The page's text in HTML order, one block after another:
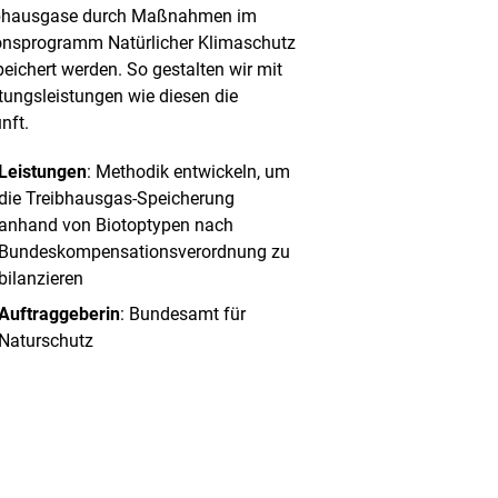
durch Maßnahmen im
Natürlicher Klimaschutz
werden. So gestalten wir mit
wie diesen die
Leistungen: Methodik entwickeln, um
Treibhausgas-Speicherung
anhand von Biotoptypen nach
Bundeskompensationsverordnung zu
bilanzieren
: Bundesamt für
Naturschutz